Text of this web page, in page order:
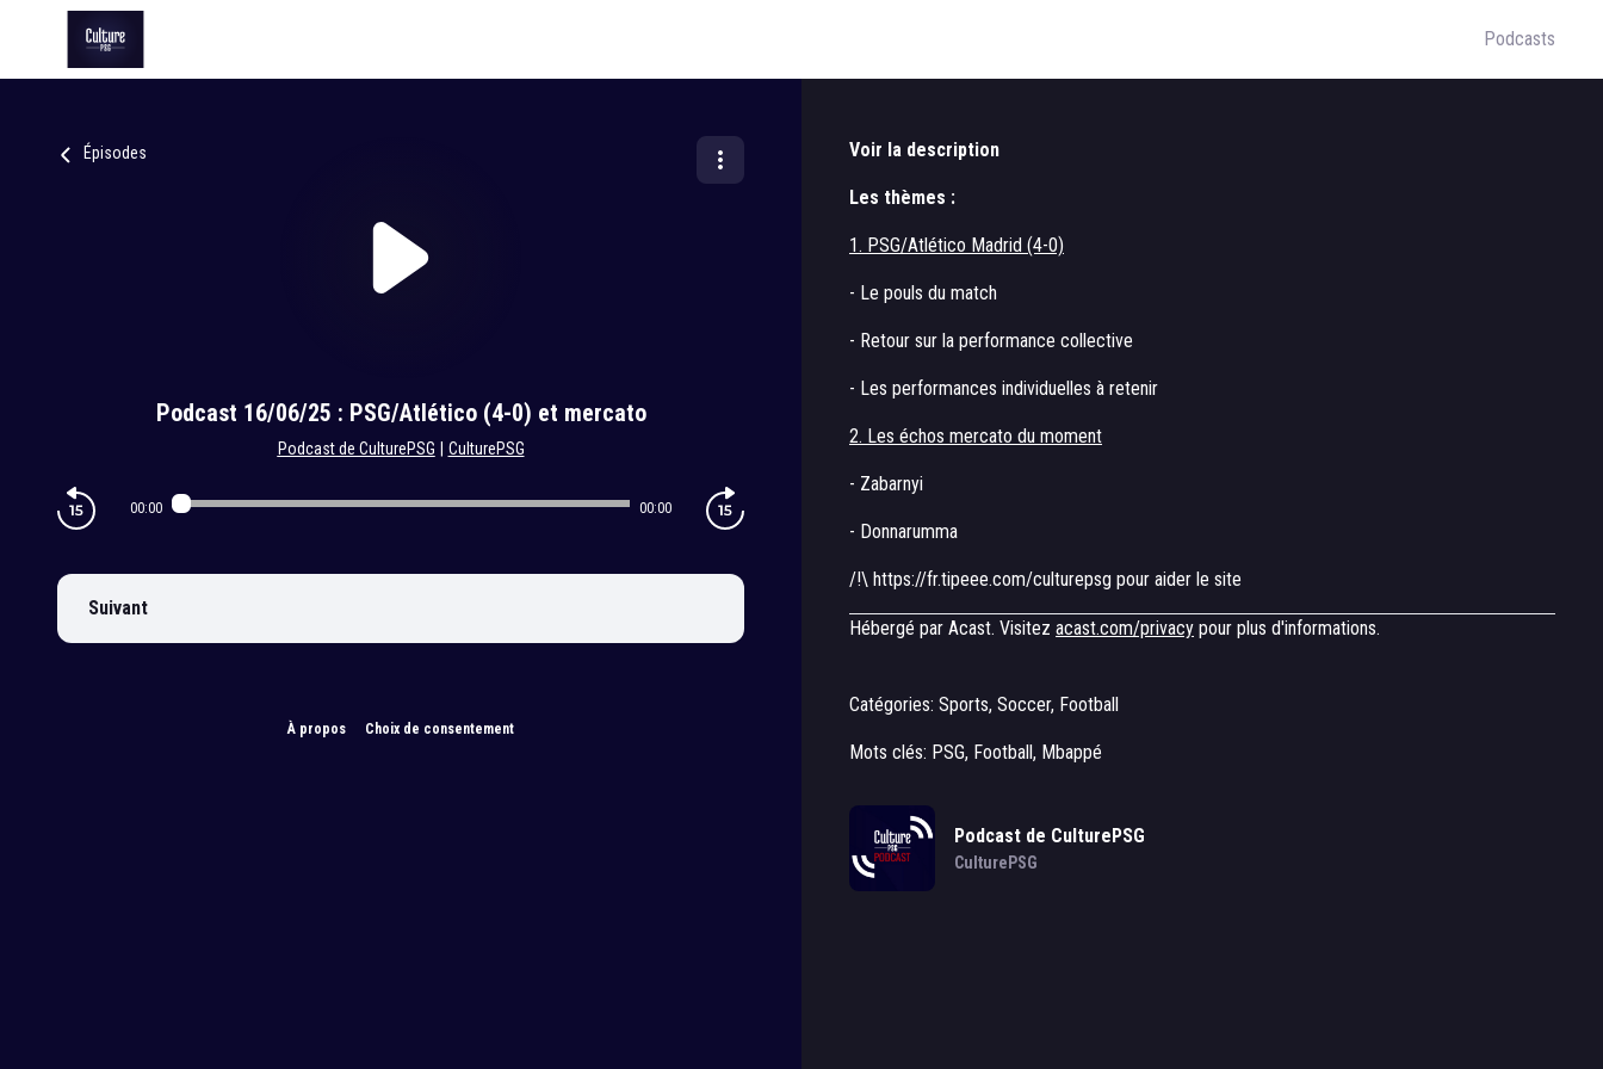
Podcasts
Épisodes
Podcast 16/06/25 : PSG/Atlético (4-0) et mercato
Podcast de CulturePSG CulturePSG
00:00 00:00
Suivant
À propos Choix de consentement
Voir la description
Les thèmes :
1. PSG/Atlético Madrid (4-0)
- Le pouls du match
- Retour sur la performance collective
- Les performances individuelles à retenir
2. Les échos mercato du moment
- Zabarnyi
- Donnarumma
/!\ https://fr.tipeee.com/culturepsg pour aider le site
Hébergé par Acast. Visitez acast.com/privacy pour plus d'informations.
Catégories: Sports, Soccer, Football
Mots clés: PSG, Football, Mbappé
Podcast de CulturePSG
CulturePSG